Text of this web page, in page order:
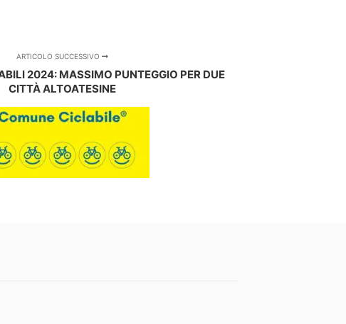
ARTICOLO SUCCESSIVO
2024: MASSIMO PUNTEGGIO PER DUE
CITTÀ ALTOATESINE